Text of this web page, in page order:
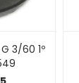
3/60 1º